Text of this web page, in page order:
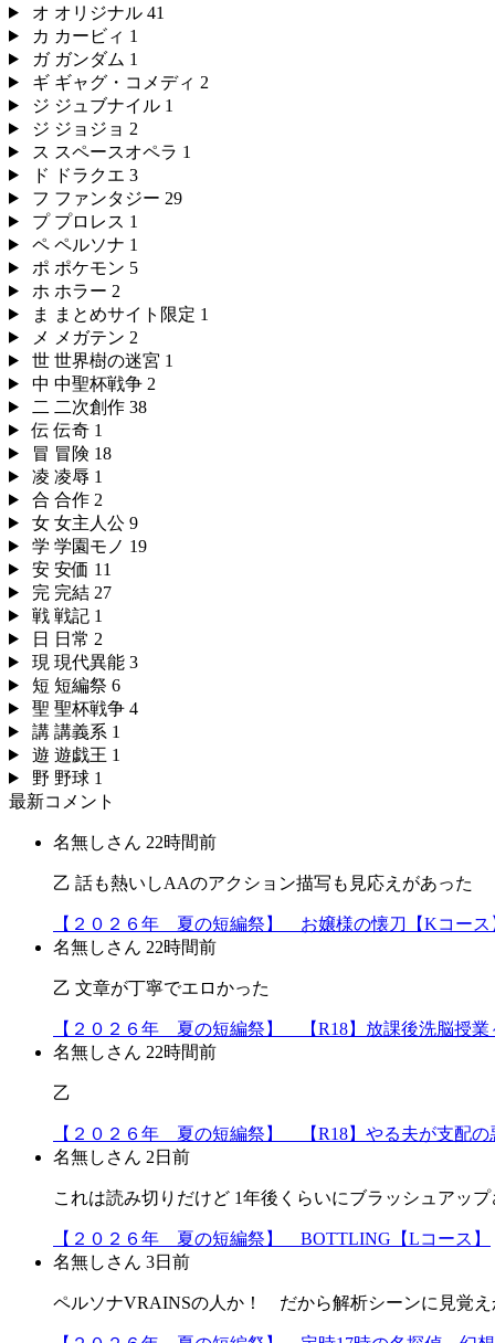
オ オリジナル 41
カ カービィ 1
ガ ガンダム 1
ギ ギャグ・コメディ 2
ジ ジュブナイル 1
ジ ジョジョ 2
ス スペースオペラ 1
ド
ドラクエ 3
フ ファンタジー 29
プ プロレス 1
ペ ペルソナ 1
ポ ポケモン 5
ホ ホラー 2
ま
まとめサイト限定 1
メ
メガテン 2
世 世界樹の迷宮 1
中 中聖杯戦争 2
二 二次創作 38
伝伝奇 1
冒 冒険 18
凌 凌辱 1
合 合作 2
女 女主人公 9
学 学園モノ 19
安 安価 11
完 完結 27
戦 戦記 1
日
日常 2
現 現代異能 3
短 短編祭 6
聖 聖杯戦争 4
講 講義系 1
遊 遊戯王 1
野 野球 1
最新コメント
名無しさん 22時間前
乙 話も熱いしAAのアクション描写も見応えがあった
【２０２６年 夏の短編祭】 お嬢様の懐刀【Kコース
名無しさん 22時間前
乙 文章が丁寧でエロかった
【２０２６年 夏の短編祭】 【R18】放課後洗脳授
名無しさん 22時間前
乙
【２０２６年 夏の短編祭】 【R18】やる夫が支配の
名無しさん 2日前
これは読み切りだけど 1年後くらいにブラッシュアッ
【２０２６年 夏の短編祭】 BOTTLING【Lコース】
名無しさん 3日前
ペルソナVRAINSの人か！ だから解析シーンに見覚